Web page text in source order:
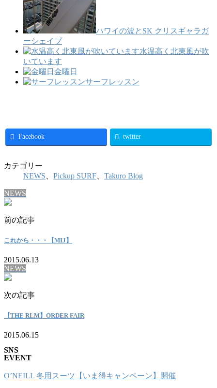
ハワイの波とSK クリスギャラガ
ーシェイプ
水温高く北東風が吹
いています
金曜日
サーフレッスン
Facebook twitter
カテゴリー
NEWS
Pickup SURF Takuro Blog
NEWS
前の記事
これから・・・【MIJ】
2015.06.13
NEWS
次の記事
【THE RLM】ORDER FAIR
2015.06.15
SNS
EVENT
O’NEILL 冬用スーツ【いま得キャンペーン】開催